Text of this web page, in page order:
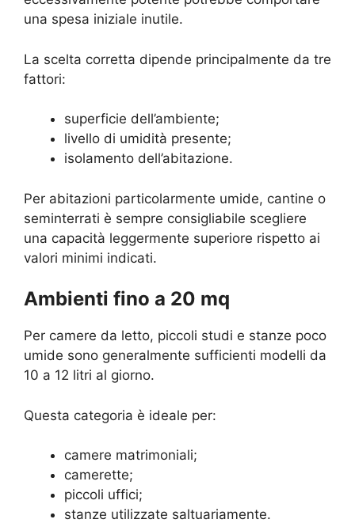
una spesa iniziale inutile.
La scelta corretta dipende principalmente da tre
fattori:
superficie dell’ambiente;
livello di umidità presente;
isolamento dell’abitazione.
Per abitazioni particolarmente umide, cantine o
seminterrati è sempre consigliabile scegliere
una capacità leggermente superiore rispetto ai
valori minimi indicati.
Ambienti fino a 20 mq
Per camere da letto, piccoli studi e stanze poco
umide sono generalmente sufficienti modelli da
10 a 12 litri al giorno.
Questa categoria è ideale per:
camere matrimoniali;
camerette;
piccoli uffici;
stanze utilizzate saltuariamente.